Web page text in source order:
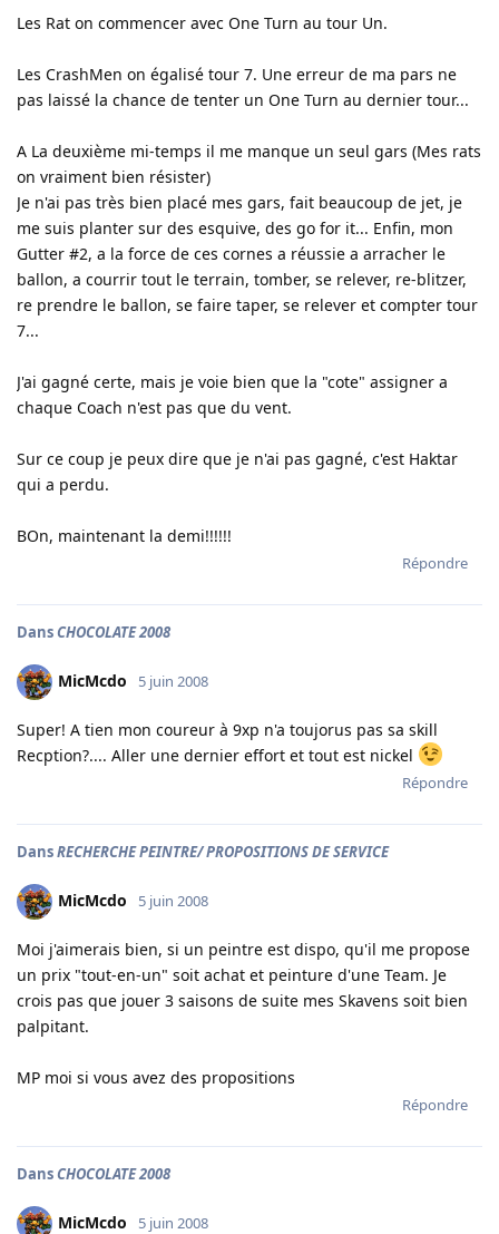
Les Rat on commencer avec One Turn au tour Un.
Les CrashMen on égalisé tour 7. Une erreur de ma pars ne
pas laissé la chance de tenter un One Turn au dernier tour...
A La deuxième mi-temps il me manque un seul gars (Mes rats
on vraiment bien résister)
Je n'ai pas très bien placé mes gars, fait beaucoup de jet, je
me suis planter sur des esquive, des go for it... Enfin, mon
Gutter #2, a la force de ces cornes a réussie a arracher le
ballon, a courrir tout le terrain, tomber, se relever, re-blitzer,
re prendre le ballon, se faire taper, se relever et compter tour
7...
J'ai gagné certe, mais je voie bien que la "cote" assigner a
chaque Coach n'est pas que du vent.
Sur ce coup je peux dire que je n'ai pas gagné, c'est Haktar
qui a perdu.
BOn, maintenant la demi!!!!!!
Répondre
DansCHOCOLATE 2008
MicMcdo 5 juin 2008
Super! A tien mon coureur à 9xp n'a toujorus pas sa skill
Recption?.... Aller une dernier effort et tout est nickel
Répondre
DansRECHERCHE PEINTRE/ PROPOSITIONS DE SERVICE
MicMcdo 5 juin 2008
Moi j'aimerais bien, si un peintre est dispo, qu'il me propose
un prix "tout-en-un" soit achat et peinture d'une Team. Je
crois pas que jouer 3 saisons de suite mes Skavens soit bien
palpitant.
MP moi si vous avez des propositions
Répondre
DansCHOCOLATE 2008
MicMcdo 5 juin 2008